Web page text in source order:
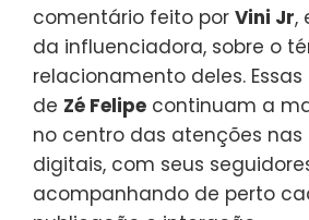
comentário feito por Vini Jr,
da influenciadora, sobre o
relacionamento deles.
de Zé Felipe continuam a
no centro das atenções
digitais, com seus
acompanhando de perto